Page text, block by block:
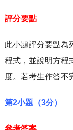
評分要點
此小題評分要點為
程式，並說明方程
度。若考生作答不
第2小題（3分）